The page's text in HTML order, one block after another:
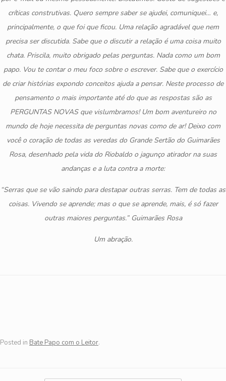
críticas construtivas. Quero sempre saber se ajudei, comuniquei… e,
principalmente, o que foi que ficou. Uma relação agradável que nem
precisa ser discutida. Sabe que o discutir a relação é uma coisa muito
chata. Priscila, muito obrigado pelas perguntas. Nada como um bom
papo. Vou te contar o meu foco sobre o escrever. Sabe que o exercício
de criar histórias expondo conceitos ajuda a pensar. Neste processo de
pensamento o mais importante até do que as respostas são as
PERGUNTAS NOVAS que vislumbramos! Um bom aventureiro no
mundo de hoje necessita de perguntas novas como de ar! Deixo com
você o coração de todas as veredas do Grande Sertão do Guimarães
Rosa, desenhado pela vida do Riobaldo o jagunço atirador na suas
andanças e a luta contra a morte:
“Serras que se vão saindo para destapar outras serras. Tem de todas as
coisas. Vivendo se aprende; mas o que se aprende, mais, é só fazer
outras maiores perguntas.” Guimarães Rosa
Um abração.
Posted in Bate Papo com o Leitor.